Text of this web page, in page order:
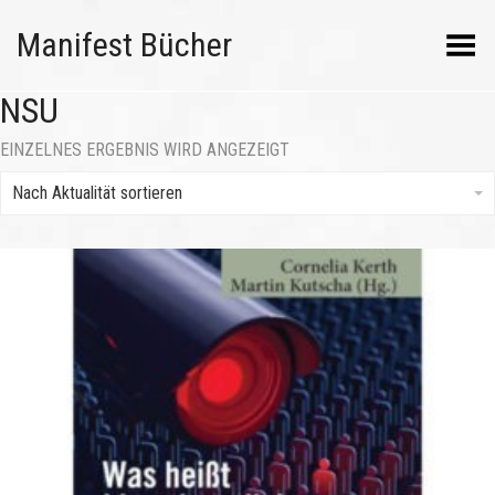
Manifest Bücher Menü umschalten
NSU
EINZELNES ERGEBNIS WIRD ANGEZEIGT
Nach Aktualität sortieren